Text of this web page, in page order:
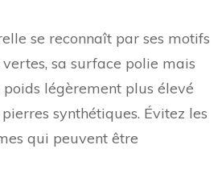
se reconnaît par ses motifs
sa surface polie mais
légèrement plus élevé
synthétiques. Évitez les
qui peuvent être